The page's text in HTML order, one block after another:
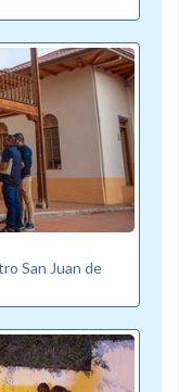
San Juan de